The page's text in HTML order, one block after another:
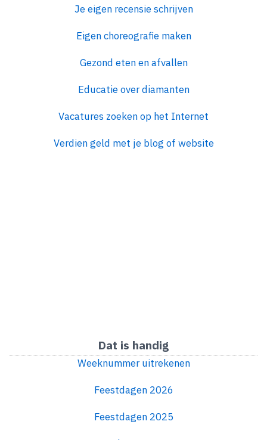
Je eigen recensie schrijven
Eigen choreografie maken
Gezond eten en afvallen
Educatie over diamanten
Vacatures zoeken op het Internet
Verdien geld met je blog of website
Dat is handig
Weeknummer uitrekenen
Feestdagen 2026
Feestdagen 2025